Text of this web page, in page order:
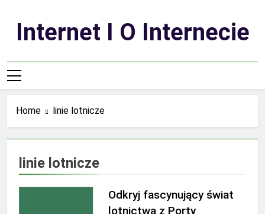
contentInternet I O Internecie
Home linie lotnicze
linie lotnicze
Odkryj fascynujący świat
lotnictwa z Porty